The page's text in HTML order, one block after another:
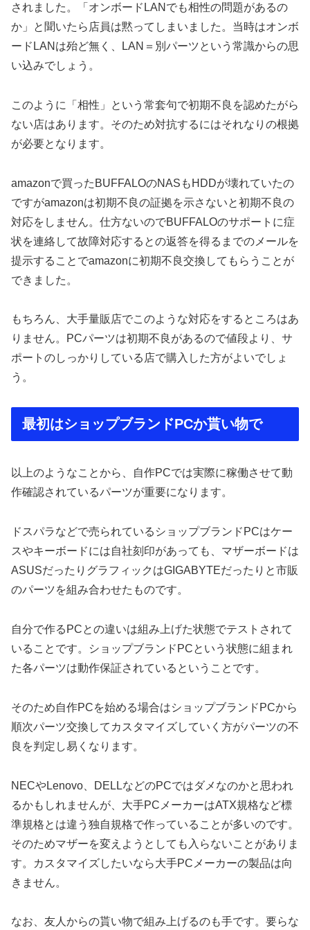
されました。「オンボードLANでも相性の問題があるの
か」と聞いたら店員は黙ってしまいました。当時はオンボ
ードLANは殆ど無く、LAN＝別パーツという常識からの思
い込みでしょう。
このように「相性」という常套句で初期不良を認めたがら
ない店はあります。そのため対抗するにはそれなりの根拠
が必要となります。
amazonで買ったBUFFALOのNASもHDDが壊れていたの
ですがamazonは初期不良の証拠を示さないと初期不良の
対応をしません。仕方ないのでBUFFALOのサポートに症
状を連絡して故障対応するとの返答を得るまでのメールを
提示することでamazonに初期不良交換してもらうことが
できました。
もちろん、大手量販店でこのような対応をするところはあ
りません。PCパーツは初期不良があるので値段より、サ
ポートのしっかりしている店で購入した方がよいでしょ
う。
最初はショップブランドPCか貰い物で
以上のようなことから、自作PCでは実際に稼働させて動
作確認されているパーツが重要になります。
ドスパラなどで売られているショップブランドPCはケー
スやキーボードには自社刻印があっても、マザーボードは
ASUSだったりグラフィックはGIGABYTEだったりと市販
のパーツを組み合わせたものです。
自分で作るPCとの違いは組み上げた状態でテストされて
いることです。ショップブランドPCという状態に組まれ
た各パーツは動作保証されているということです。
そのため自作PCを始める場合はショップブランドPCから
順次パーツ交換してカスタマイズしていく方がパーツの不
良を判定し易くなります。
NECやLenovo、DELLなどのPCではダメなのかと思われ
るかもしれませんが、大手PCメーカーはATX規格など標
準規格とは違う独自規格で作っていることが多いのです。
そのためマザーを変えようとしても入らないことがありま
す。カスタマイズしたいなら大手PCメーカーの製品は向
きません。
なお、友人からの貰い物で組み上げるのも手です。要らな